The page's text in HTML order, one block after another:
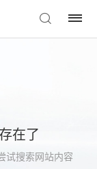
在了
试搜索网站内容